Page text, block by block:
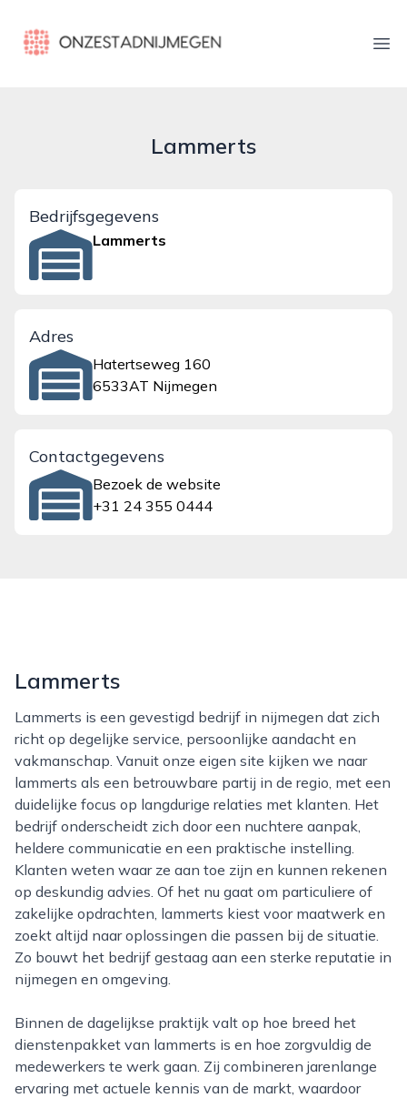
onzestadnijmegen.nl
Lammerts
Bedrijfsgegevens
Lammerts
Adres
Hatertseweg 160
6533AT Nijmegen
Contactgegevens
Bezoek de website
+31 24 355 0444
Lammerts
Lammerts is een gevestigd bedrijf in nijmegen dat zich
richt op degelijke service, persoonlijke aandacht en
vakmanschap. Vanuit onze eigen site kijken we naar
lammerts als een betrouwbare partij in de regio, met een
duidelijke focus op langdurige relaties met klanten. Het
bedrijf onderscheidt zich door een nuchtere aanpak,
heldere communicatie en een praktische instelling.
Klanten weten waar ze aan toe zijn en kunnen rekenen
op deskundig advies. Of het nu gaat om particuliere of
zakelijke opdrachten, lammerts kiest voor maatwerk en
zoekt altijd naar oplossingen die passen bij de situatie.
Zo bouwt het bedrijf gestaag aan een sterke reputatie in
nijmegen en omgeving.
Binnen de dagelijkse praktijk valt op hoe breed het
dienstenpakket van lammerts is en hoe zorgvuldig de
medewerkers te werk gaan. Zij combineren jarenlange
ervaring met actuele kennis van de markt, waardoor